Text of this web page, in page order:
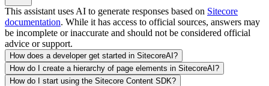
This assistant uses AI to generate responses based on Sitecore
documentation. While it has access to official sources, answers may
be incomplete or inaccurate and should not be considered official
advice or support.
How does a developer get started in SitecoreAI?
How do I create a hierarchy of page elements in SitecoreAI?
How do I start using the Sitecore Content SDK?